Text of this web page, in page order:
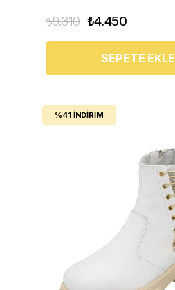
₺4.450
₺9.310
SEPETE EKLE
%41 İNDIRIM